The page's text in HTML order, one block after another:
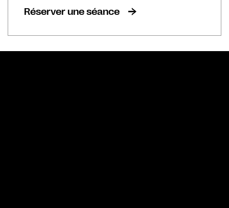
Réserver une séance